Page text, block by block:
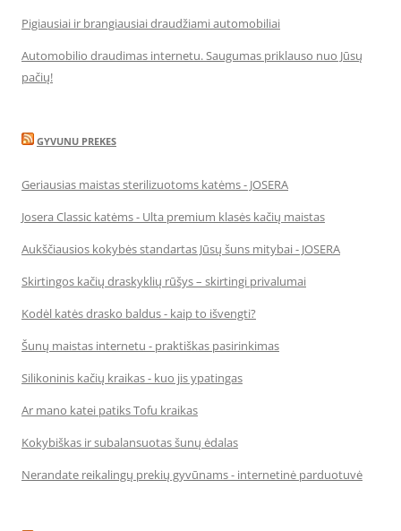
Pigiausiai ir brangiausiai draudžiami automobiliai
Automobilio draudimas internetu. Saugumas priklauso nuo Jūsų
pačių!
GYVUNU PREKES
Geriausias maistas sterilizuotoms katėms - JOSERA
Josera Classic katėms - Ulta premium klasės kačių maistas
Aukščiausios kokybės standartas Jūsų šuns mitybai - JOSERA
Skirtingos kačių draskyklių rūšys – skirtingi privalumai
Kodėl katės drasko baldus - kaip to išvengti?
Šunų maistas internetu - praktiškas pasirinkimas
Silikoninis kačių kraikas - kuo jis ypatingas
Ar mano katei patiks Tofu kraikas
Kokybiškas ir subalansuotas šunų ėdalas
Nerandate reikalingų prekių gyvūnams - internetinė parduotuvė